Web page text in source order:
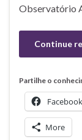
Observatório
Continue
Partilhe o
Facebook
More